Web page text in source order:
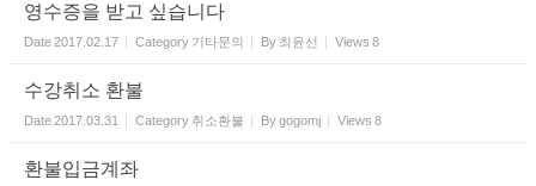
영수증을 받고 싶습니다
Date2017.02.17 Category 기타문의 By 최윤선 Views 8
수강취소 환불
Date2017.03.31 Category 취소환불 Bygogomj Views 8
환불입금계좌